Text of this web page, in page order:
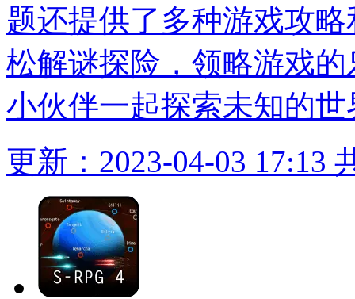
题还提供了多种游戏攻
松解谜探险，领略游戏
小伙伴一起探索未知的世
更新：2023-04-03 17:13